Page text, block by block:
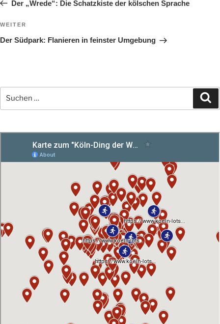
Der „Wrede“: Die Schatzkiste der kölschen Sprache
Nächster
Beitrag
WEITER
Der Südpark: Flanieren in feinster Umgebung